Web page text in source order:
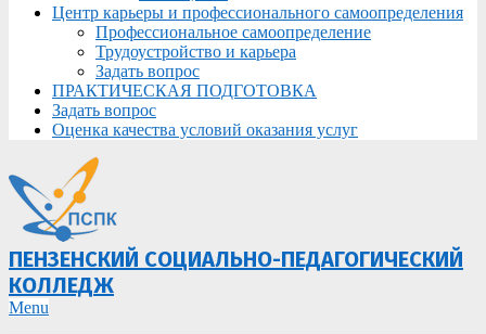
Центр карьеры и профессионального самоопределения
Профессиональное самоопределение
Трудоустройство и карьера
Задать вопрос
ПРАКТИЧЕСКАЯ ПОДГОТОВКА
Задать вопрос
Оценка качества условий оказания услуг
ПЕНЗЕНСКИЙ СОЦИАЛЬНО-ПЕДАГОГИЧЕСКИЙ
КОЛЛЕДЖ
Primary
Menu